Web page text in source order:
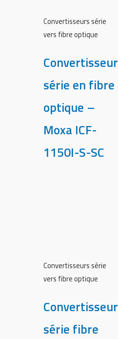
Convertisseurs série
vers fibre optique
Convertisseur
série en fibre
optique –
Moxa ICF-
1150I-S-SC
Convertisseurs série
vers fibre optique
Convertisseur
série fibre